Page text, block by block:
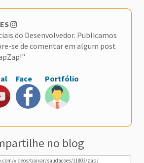
do Desenvolvedor. Publicamos
se de comentar em algum post
Face Portfólio
no blog